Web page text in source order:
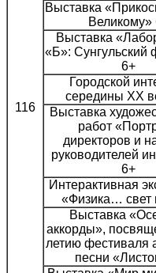
116
Выставка
Великому»
Выставка
«Б»: Сунгульский
6+
Городской
середины XX
Выставка
работ
директоров и
руководителей
6+
Интерактивная
«Физика… свет
Выставка
аккорды»,
летию фестиваля
песни